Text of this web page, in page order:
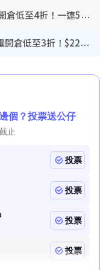
開倉優惠｜尖沙咀名牌行李箱開倉低至4折！一連5日 American Tourister/ace./Hallmark $200起！
廚具開倉｜特福Tefal廚具/家電開倉低至3折！$220起買平底鍋/炒鑊/湯煲！電飯煲/吸塵機/燙斗$418起